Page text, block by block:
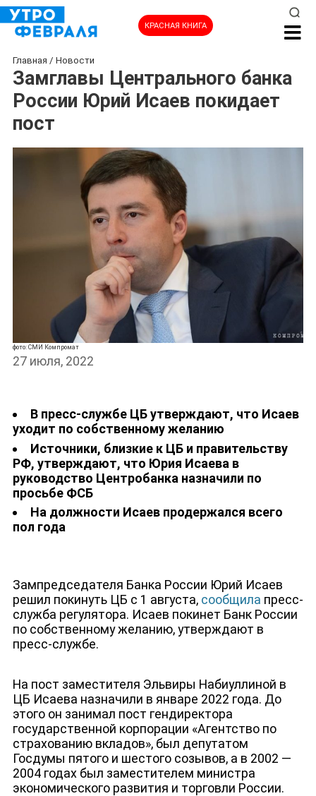
КРАСНАЯ КНИГА
НОВОСТИ
Главная / Новости
Замглавы Центрального банка
России Юрий Исаев покидает
пост
фото: СМИ Компромат
27 июля, 2022
В пресс-службе ЦБ утверждают, что Исаев
уходит по собственному желанию
Источники, близкие к ЦБ и правительству
РФ, утверждают, что Юрия Исаева в
руководство Центробанка назначили по
просьбе ФСБ
На должности Исаев продержался всего
пол года
Зампредседателя Банка России Юрий Исаев
решил покинуть ЦБ с 1 августа, сообщила пресс-
служба регулятора. Исаев покинет Банк России
по собственному желанию, утверждают в
пресс-службе.
На пост заместителя Эльвиры Набиуллиной в
ЦБ Исаева назначили в январе 2022 года. До
этого он занимал пост гендиректора
государственной корпорации «Агентство по
страхованию вкладов», был депутатом
Госдумы пятого и шестого созывов, а в 2002 —
2004 годах был заместителем министра
экономического развития и торговли России.